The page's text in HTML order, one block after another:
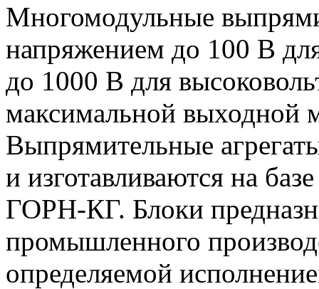
Многомодульные
напряжением до 100 В
до 1000 В для
максимальной
Выпрямительные
и изготавливаются на
ГОРН-КГ. Блоки
промышленного
определяемой